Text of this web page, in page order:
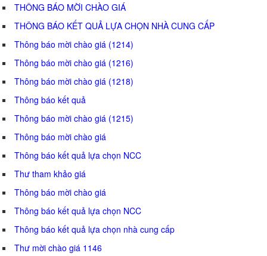
THÔNG BÁO MỜI CHÀO GIÁ
THÔNG BÁO KẾT QUẢ LỰA CHỌN NHÀ CUNG CẤP
Thông báo mời chào giá (1214)
Thông báo mời chào giá (1216)
Thông báo mời chào giá (1218)
Thông báo kết quả
Thông báo mời chào giá (1215)
Thông báo mời chào giá
Thông báo kết quả lựa chọn NCC
Thư tham khảo giá
Thông báo mời chào giá
Thông báo kết quả lựa chọn NCC
Thông báo kết quả lựa chọn nhà cung cấp
Thư mời chào giá 1146